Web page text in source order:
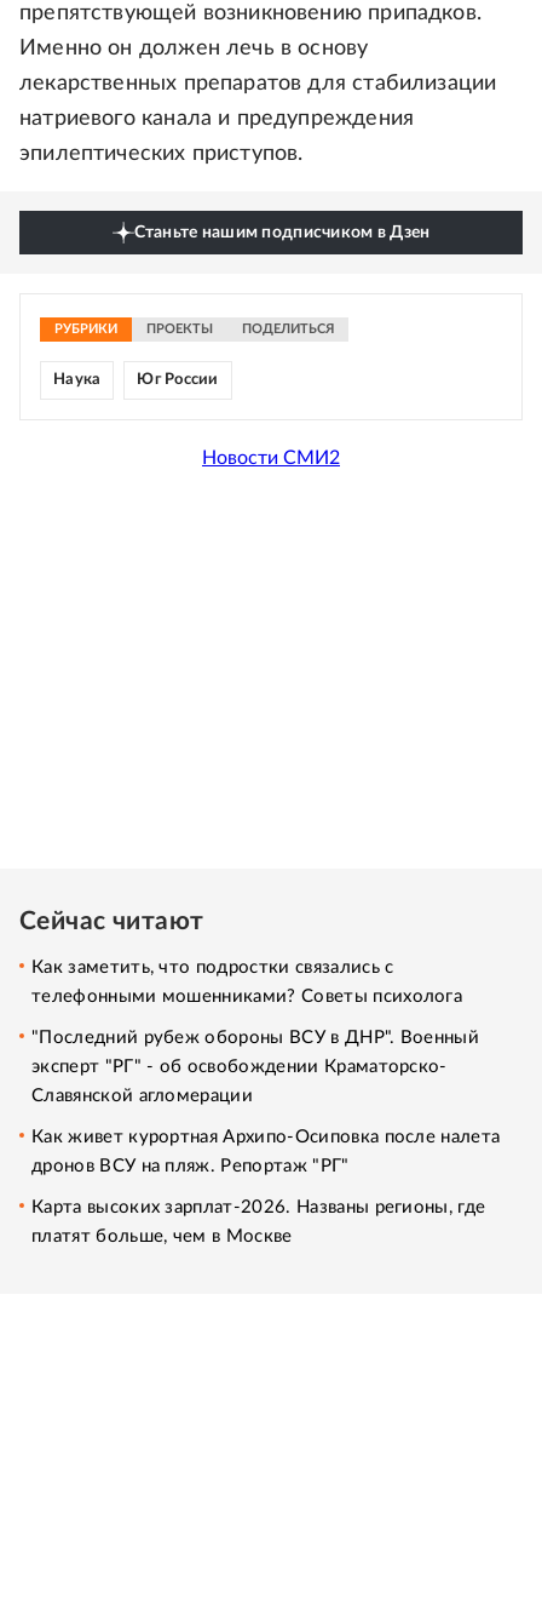
препятствующей возникновению припадков.
Именно он должен лечь в основу
лекарственных препаратов для стабилизации
натриевого канала и предупреждения
эпилептических приступов.
Станьте нашим подписчиком в Дзен
РУБРИКИ ПРОЕКТЫ ПОДЕЛИТЬСЯ
Наука Юг России
Новости СМИ2
Сейчас читают
Как заметить, что подростки связались с
телефонными мошенниками? Советы психолога
"Последний рубеж обороны ВСУ в ДНР". Военный
эксперт "РГ" - об освобождении Краматорско-
Славянской агломерации
Как живет курортная Архипо-Осиповка после налета
дронов ВСУ на пляж. Репортаж "РГ"
Карта высоких зарплат-2026. Названы регионы, где
платят больше, чем в Москве